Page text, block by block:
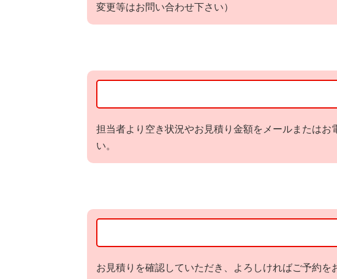
変更等はお問い合わせ下さい）
担当者より空き状況やお見積り金額をメールまたは
い。
お見積りを確認していただき、よろしければご予約